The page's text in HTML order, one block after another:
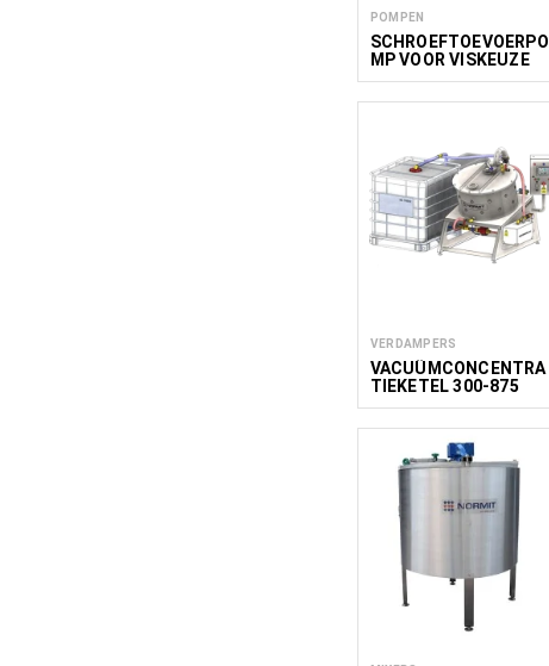
POMPEN
SCHROEFTOEVOERPO
MP VOOR VISKEUZE
PRODUCTEN
VERDAMPERS
VACUÜMCONCENTRA
TIEKETEL 300-875